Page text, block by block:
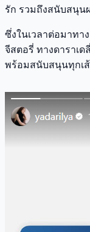
รัก รวมถึงสนับสนุน
ซึ่งในเวลาต่อมาทา
จีสตอรี่ ทางดาราเด
พร้อมสนับสนุนทุกเส้